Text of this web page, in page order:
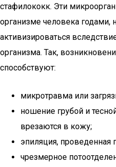
стафилококк. Эти
организме человека годами,
активизироваться
организма. Так,
способствуют:
микротравма или
ношение грубой и
врезаются в кожу;
эпиляция, проведенная
чрезмерное